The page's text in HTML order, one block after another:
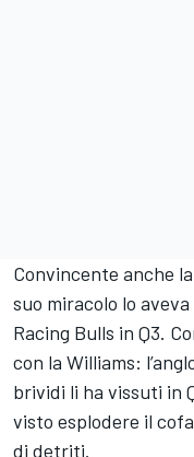
Convincente anche
suo miracolo lo
Racing Bulls in Q3.
con la Williams:
brividi li ha vissuti in
visto esplodere il
di detriti.